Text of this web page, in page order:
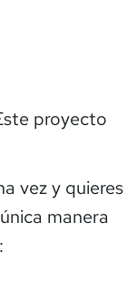
proyecto
vez y quieres
manera